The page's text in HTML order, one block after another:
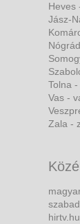
Heves
Jász-
Tolna
Vas -
Zala -
hirtv.hu